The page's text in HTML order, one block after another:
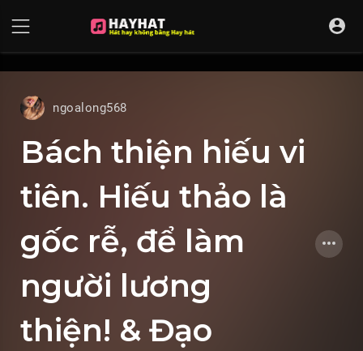
ngoalong568
Bách thiện hiếu vi
tiên. Hiếu thảo là
gốc rễ, để làm
người lương
thiện! & Đạo